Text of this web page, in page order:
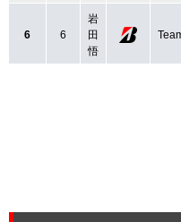
6 6
岩
田
悟